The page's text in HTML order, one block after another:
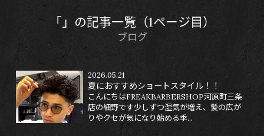
「」の記事一覧（1ページ目）
ブログ
2026.05.21
夏におすすめショートスタイル！！
こんにちはFREAKBARBERSHOP河原町三条
店の細野です少しずつ湿気が増え、髪の広が
りやクセが気になり始める季...
a
o